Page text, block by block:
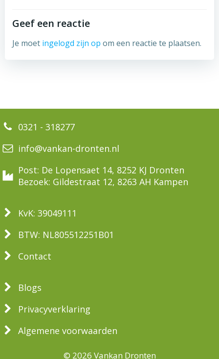
Geef een reactie
Je moet ingelogd zijn op om een reactie te plaatsen.
0321 - 318277
info@vankan-dronten.nl
Post: De Lopensaet 14, 8252 KJ Dronten
Bezoek: Gildestraat 12, 8263 AH Kampen
KvK: 39049111
BTW: NL805512251B01
Contact
Blogs
Privacyverklaring
Algemene voorwaarden
© 2026 Vankan Dronten